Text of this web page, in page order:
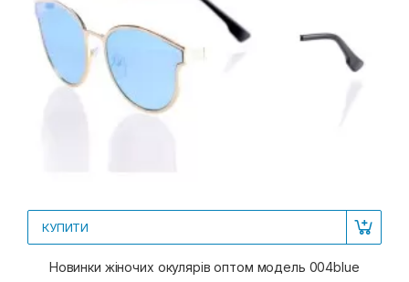
КУПИТИ
Новинки жіночих окулярів оптом модель 004blue